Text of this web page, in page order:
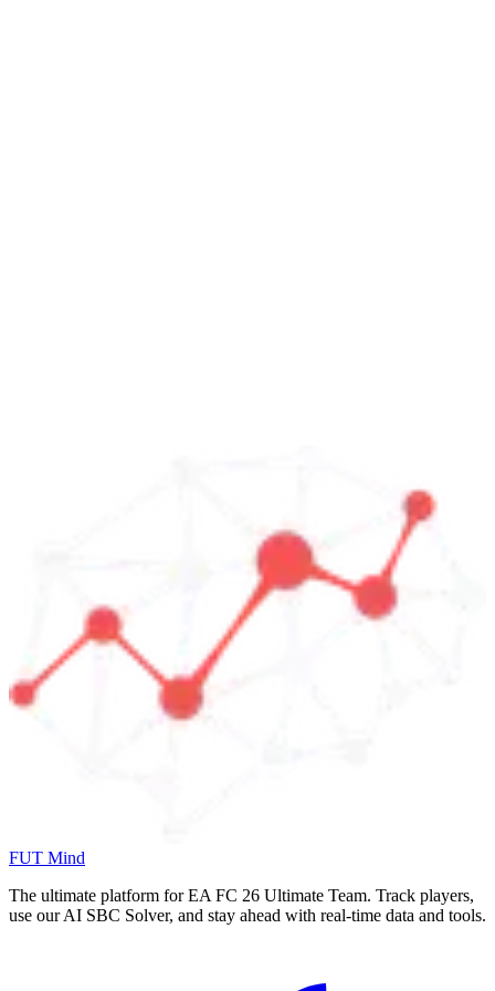
FUT Mind
The ultimate platform for EA FC 26 Ultimate Team. Track players,
use our AI SBC Solver, and stay ahead with real-time data and tools.